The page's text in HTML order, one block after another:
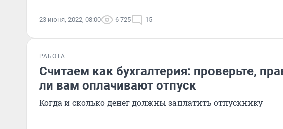
23 июня, 2022, 08:00 6 725 15
РАБОТА
Считаем как бухгалтерия: проверьте,
ли вам оплачивают отпуск
Когда и сколько денег должны заплатить отпускнику